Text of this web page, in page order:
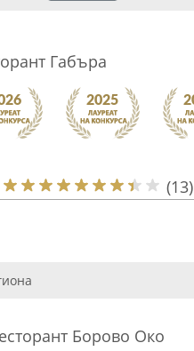
Габъра
(13)
Борово Око